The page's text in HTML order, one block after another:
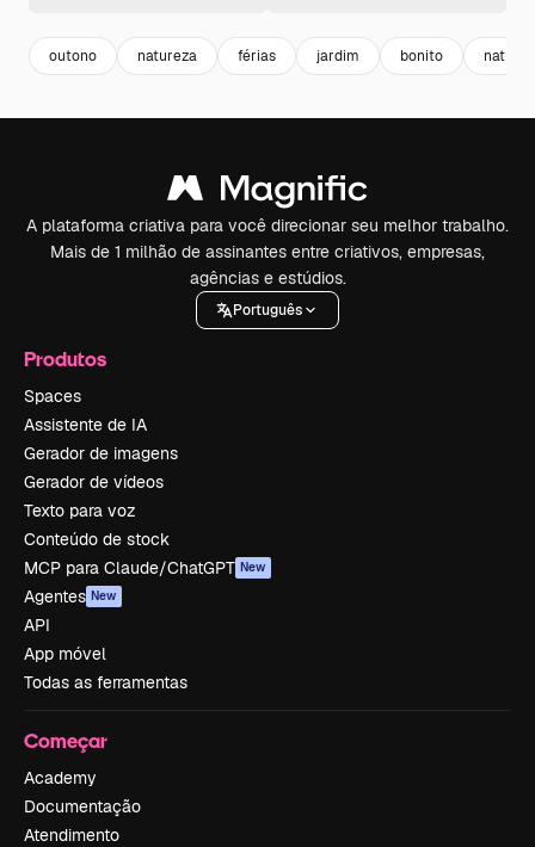
outono natureza férias jardim bonito natural
A plataforma criativa para você direcionar seu melhor trabalho.
Mais de 1 milhão de assinantes entre criativos, empresas,
agências e estúdios.
Português
Produtos
Spaces
Assistente de IA
Gerador de imagens
Gerador de vídeos
Texto para voz
Conteúdo de stock
MCP para Claude/ChatGPT New
Agentes New
API
App móvel
Todas as ferramentas
Começar
Academy
Documentação
Atendimento